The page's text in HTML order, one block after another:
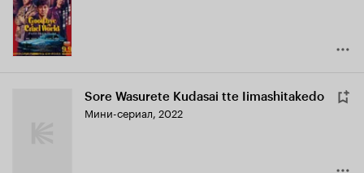
Sore Wasurete Kudasai tte Iimashitakedo
Мини-сериал, 2022